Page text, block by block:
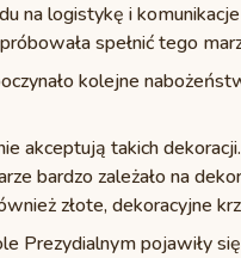
na logistykę i
spełnić tego
kolejne
takich
bardzo zależało na
złote, dekoracyjne
Prezydialnym pojawiły